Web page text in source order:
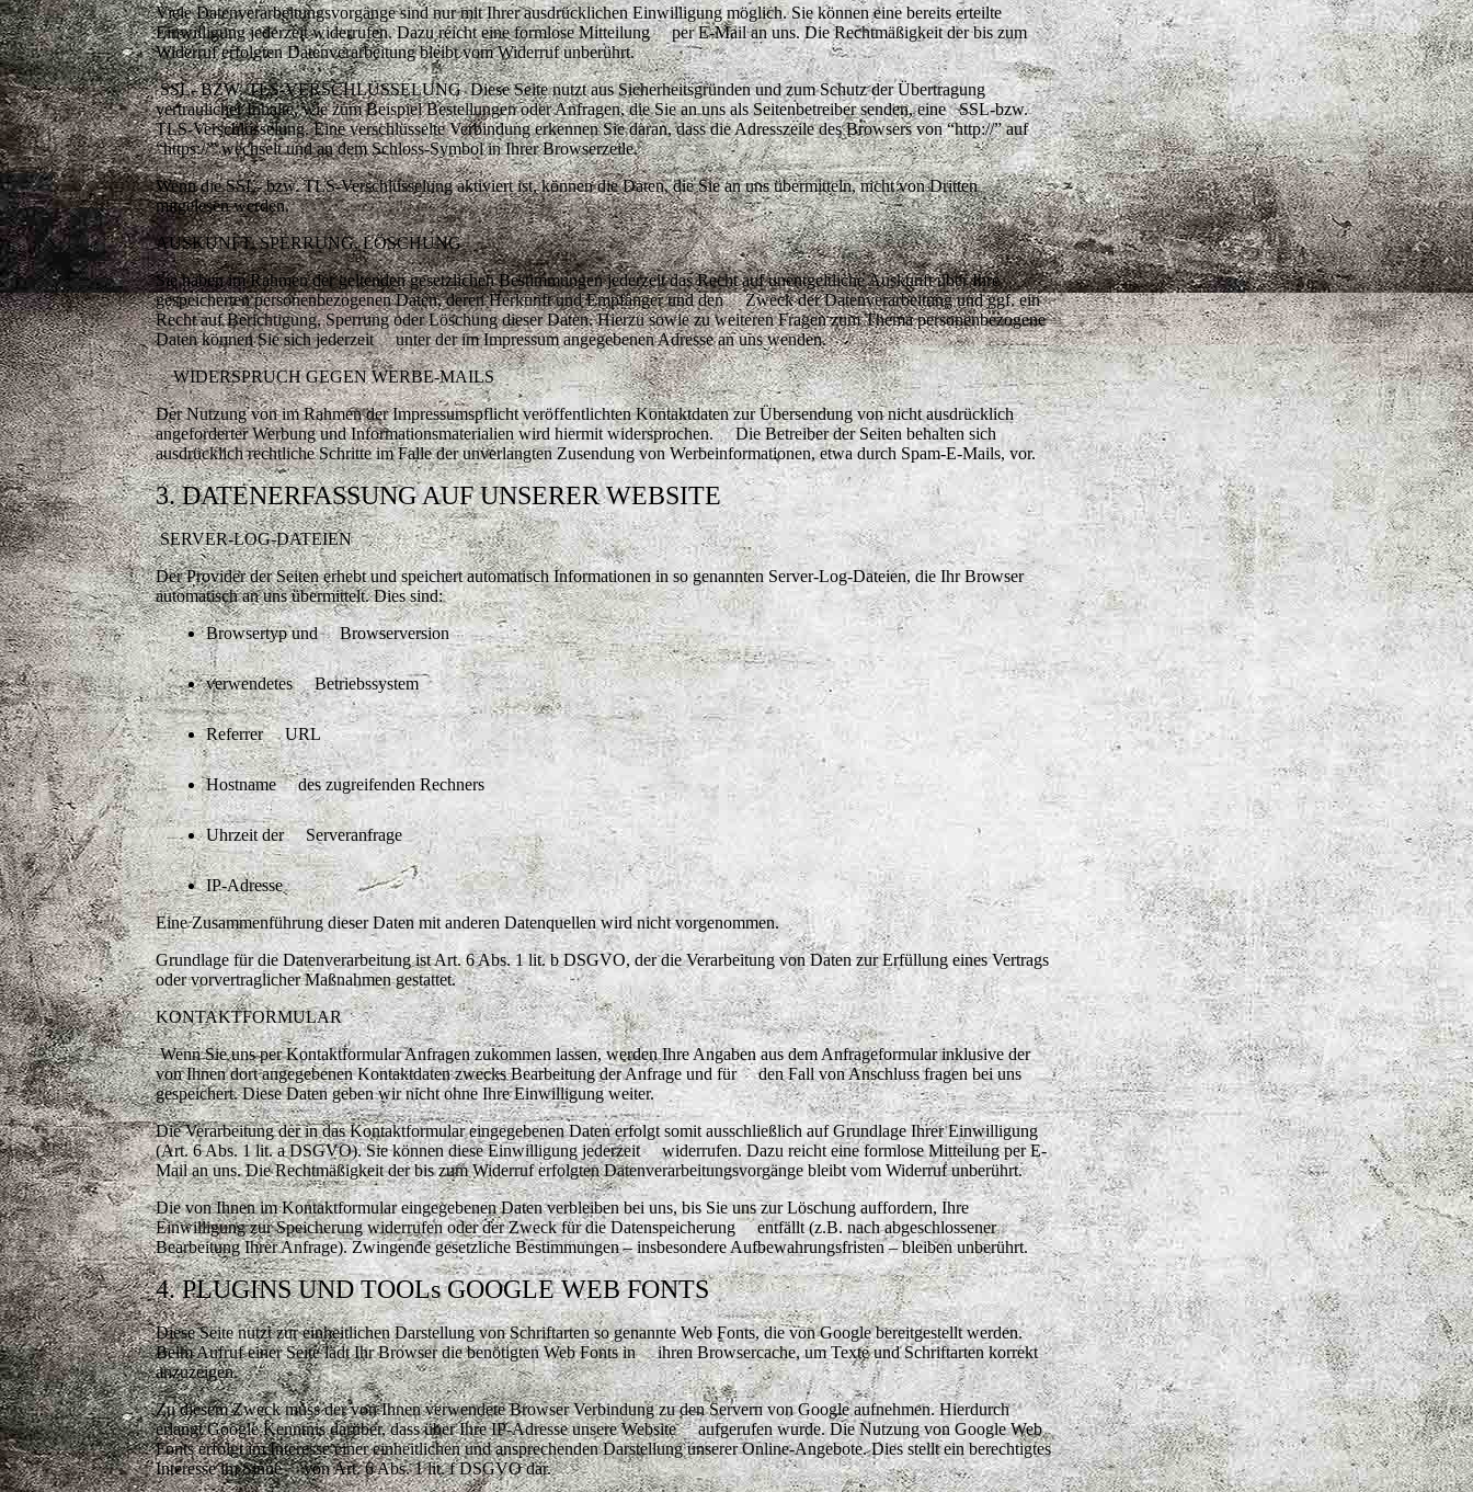
Viele Datenverarbeitungsvorgänge sind nur mit Ihrer ausdrücklichen Einwilligung möglich. Sie können eine bereits erteilte
Einwilligung jederzeit widerrufen. Dazu reicht eine formlose Mitteilung per E-Mail an uns. Die Rechtmäßigkeit der bis zum
Widerruf erfolgten Datenverarbeitung bleibt vom Widerruf unberührt.
SSL- BZW. TLS-VERSCHLÜSSELUNG Diese Seite nutzt aus Sicherheitsgründen und zum Schutz der Übertragung
vertraulicher Inhalte, wie zum Beispiel Bestellungen oder Anfragen, die Sie an uns als Seitenbetreiber senden, eine SSL-bzw.
TLS-Verschlüsselung. Eine verschlüsselte Verbindung erkennen Sie daran, dass die Adresszeile des Browsers von “http://” auf
“https://” wechselt und an dem Schloss-Symbol in Ihrer Browserzeile.
Wenn die SSL- bzw. TLS-Verschlüsselung aktiviert ist, können die Daten, die Sie an uns übermitteln, nicht von Dritten
mitgelesen werden.
AUSKUNFT, SPERRUNG, LÖSCHUNG
Sie haben im Rahmen der geltenden gesetzlichen Bestimmungen jederzeit das Recht auf unentgeltliche Auskunft über Ihre
gespeicherten personenbezogenen Daten, deren Herkunft und Empfänger und den Zweck der Datenverarbeitung und ggf. ein
Recht auf Berichtigung, Sperrung oder Löschung dieser Daten. Hierzu sowie zu weiteren Fragen zum Thema personenbezogene
Daten können Sie sich jederzeit unter der im Impressum angegebenen Adresse an uns wenden.
WIDERSPRUCH GEGEN WERBE-MAILS
Der Nutzung von im Rahmen der Impressumspflicht veröffentlichten Kontaktdaten zur Übersendung von nicht ausdrücklich
angeforderter Werbung und Informationsmaterialien wird hiermit widersprochen. Die Betreiber der Seiten behalten sich
ausdrücklich rechtliche Schritte im Falle der unverlangten Zusendung von Werbeinformationen, etwa durch Spam-E-Mails, vor.
3. DATENERFASSUNG AUF UNSERER WEBSITE
SERVER-LOG-DATEIEN
Der Provider der Seiten erhebt und speichert automatisch Informationen in so genannten Server-Log-Dateien, die Ihr Browser
automatisch an uns übermittelt. Dies sind:
Browsertyp und Browserversion
verwendetes Betriebssystem
Referrer URL
Hostname des zugreifenden Rechners
Uhrzeit der Serveranfrage
IP-Adresse
Eine Zusammenführung dieser Daten mit anderen Datenquellen wird nicht vorgenommen.
Grundlage für die Datenverarbeitung ist Art. 6 Abs. 1 lit. b DSGVO, der die Verarbeitung von Daten zur Erfüllung eines Vertrags
oder vorvertraglicher Maßnahmen gestattet.
KONTAKTFORMULAR
Wenn Sie uns per Kontaktformular Anfragen zukommen lassen, werden Ihre Angaben aus dem Anfrageformular inklusive der
von Ihnen dort angegebenen Kontaktdaten zwecks Bearbeitung der Anfrage und für den Fall vonAnschluss fragen bei uns
gespeichert. Diese Daten geben wir nicht ohne Ihre Einwilligung weiter.
Die Verarbeitung der in das Kontaktformular eingegebenen Daten erfolgt somit ausschließlich auf Grundlage Ihrer Einwilligung
(Art. 6 Abs. 1 lit. a DSGVO). Sie können diese Einwilligung jederzeit widerrufen. Dazu reicht eine formlose Mitteilung per E-
Mail an uns. Die Rechtmäßigkeit der bis zum Widerruf erfolgten Datenverarbeitungsvorgänge bleibt vom Widerruf unberührt.
Die von Ihnen im Kontaktformular eingegebenen Daten verbleiben bei uns, bis Sie uns zur Löschung auffordern, Ihre
Einwilligung zur Speicherung widerrufen oder der Zweck für die Datenspeicherung entfällt (z.B. nach abgeschlossener
Bearbeitung Ihrer Anfrage). Zwingende gesetzliche Bestimmungen – insbesondere Aufbewahrungsfristen – bleiben unberührt.
4. PLUGINS UND TOOLs GOOGLE WEB FONTS
Diese Seite nutzt zur einheitlichen Darstellung von Schriftarten so genannte Web Fonts, die von Google bereitgestellt werden.
Beim Aufruf einer Seite lädt Ihr Browser die benötigten Web Fonts in ihren Browsercache, um Texte und Schriftarten korrekt
anzuzeigen.
Zu diesem Zweck muss der von Ihnen verwendete Browser Verbindung zu den Servern von Google aufnehmen. Hierdurch
erlangt Google Kenntnis darüber, dass über Ihre IP-Adresse unsere Website aufgerufen wurde. Die Nutzung von Google Web
Fonts erfolgt im Interesse einer einheitlichen und ansprechenden Darstellung unserer Online-Angebote. Dies stellt ein berechtigtes
Interesse im Sinne von Art. 6 Abs. 1 lit. f DSGVO dar.